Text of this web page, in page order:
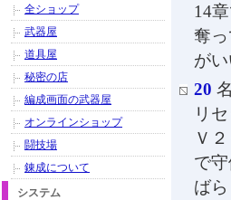
14
奪
がい
20
リ
Ｖ
で
ば
全ショップ
武器屋
道具屋
秘密の店
編成画面の武器屋
オンラインショップ
闘技場
錬成について
システム